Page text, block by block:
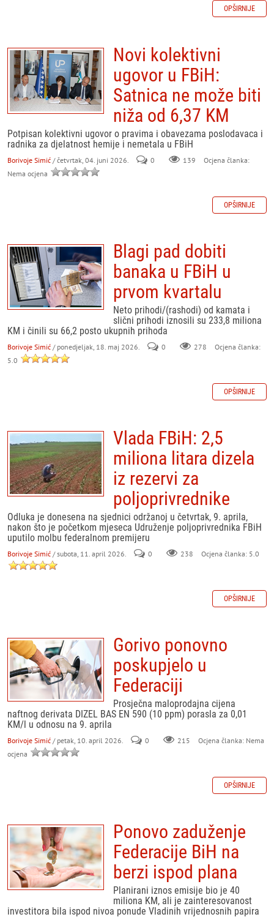
OPŠIRNIJE
Novi kolektivni
ugovor u FBiH:
Satnica ne može biti
niža od 6,37 KM
Potpisan kolektivni ugovor o pravima i obavezama poslodavaca i
radnika za djelatnost hemije i nemetala u FBiH
Borivoje Simić / četvrtak, 04. juni 2026. 0 139
Ocjena članka:
Nema ocjena
OPŠIRNIJE
Blagi pad dobiti
banaka u FBiH u
prvom kvartalu
Neto prihodi/(rashodi) od kamata i
slični prihodi iznosili su 233,8 miliona
KM i činili su 66,2 posto ukupnih prihoda
Borivoje Simić / ponedjeljak, 18. maj 2026. 0 278
Ocjena članka:
5.0
OPŠIRNIJE
Vlada FBiH: 2,5
miliona litara dizela
iz rezervi za
poljoprivrednike
Odluka je donesena na sjednici održanoj u četvrtak, 9. aprila,
nakon što je početkom mjeseca Udruženje poljoprivrednika FBiH
uputilo molbu federalnom premijeru
Borivoje Simić / subota, 11. april 2026. 0 238 Ocjena članka: 5.0
OPŠIRNIJE
Gorivo ponovno
poskupjelo u
Federaciji
Prosječna maloprodajna cijena
naftnog derivata DIZEL BAS EN 590 (10 ppm) porasla za 0,01
KM/l u odnosu na 9. aprila
Borivoje Simić / petak, 10. april 2026. 0 215
Ocjena članka: Nema
ocjena
OPŠIRNIJE
Ponovo zaduženje
Federacije BiH na
berzi ispod plana
Planirani iznos emisije bio je 40
miliona KM, ali je zainteresovanost
investitora bila ispod nivoa ponude Vladinih vrijednosnih papira